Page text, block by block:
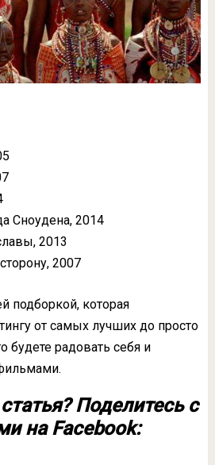
Сноудена, 2014
2013
2007
подборкой, которая
от самых лучших до просто
радовать себя и
Поделитесь с
на Facebook: